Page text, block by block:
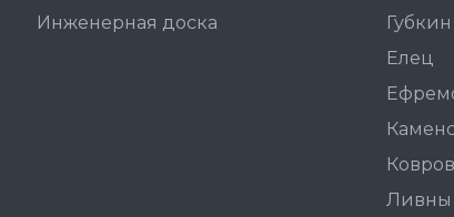
Инженерная доска
Губкин
Елец
Ковров
Ливны